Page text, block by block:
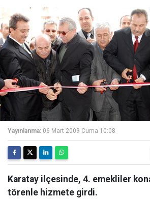
Yayınlanma: 06 Mart 2009 Cuma 10:08
Karatay ilçesinde, 4. emekliler
törenle hizmete girdi.